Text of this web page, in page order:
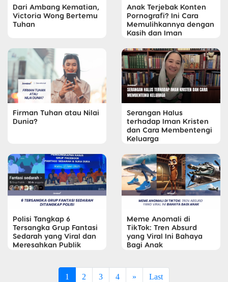
Dari Ambang Kematian,
Victoria Wong Bertemu
Tuhan
Anak Terjebak Konten
Pornografi? Ini Cara
Memulihkannya dengan
Kasih dan Iman
Firman Tuhan atau Nilai
Dunia?
Serangan Halus
terhadap Iman Kristen
dan Cara Membentengi
Keluarga
Polisi Tangkap 6
Tersangka Grup Fantasi
Sedarah yang Viral dan
Meresahkan Publik
Meme Anomali di
TikTok: Tren Absurd
yang Viral Ini Bahaya
Bagi Anak
1 2 3 4 » Last